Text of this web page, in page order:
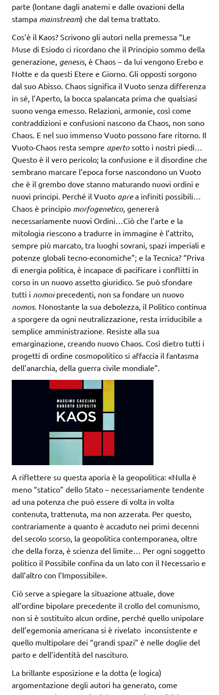
parte (lontane dagli anatemi e dalle ovazioni della
stampa mainstream) che dal tema trattato.
Cos’è il Kaos? Scrivono gli autori nella premessa “Le
Muse di Esiodo ci ricordano che il Principio sommo della
generazione, genesis, è Chaos – da lui vengono Erebo e
Notte e da questi Etere e Giorno. Gli opposti sorgono
dal suo Abisso. Chaos significa il Vuoto senza differenza
in sé, l’Aperto, la bocca spalancata prima che qualsiasi
suono venga emesso. Relazioni, armonie, così come
contraddizioni e confusioni nascono da Chaos, non sono
Chaos. E nel suo immenso Vuoto possono fare ritorno. Il
Vuoto-Chaos resta sempre apertosotto i nostri piedi…
Questo è il vero pericolo; la confusione e il disordine che
sembrano marcare l’epoca forse nascondono un Vuoto
che è il grembo dove stanno maturando nuovi ordini e
nuovi principi. Perché il Vuoto aprea infiniti possibili…
Chaos è principio morfogenetico, genererà
necessariamente nuovi Ordini…Ciò che l’arte e la
mitologia riescono a tradurre in immagine è l’attrito,
sempre più marcato, tra luoghi sovrani, spazi imperiali e
potenze globali tecno-economiche”; e la Tecnica? “Priva
di energia politica, è incapace di pacificare i conflitti in
corso in un nuovo assetto giuridico. Se può sfondare
tutti i nomoiprecedenti, non sa fondare un nuovo
nomos. Nonostante la sua debolezza, il Politico continua
a sporgere da ogni neutralizzazione, resta irriducibile a
semplice amministrazione. Resiste alla sua
emarginazione, creando nuovo Chaos. Così dietro tutti i
progetti di ordine cosmopolitico si affaccia il fantasma
dell’anarchia, della guerra civile mondiale”.
A riflettere su questa aporia è la geopolitica: «Nulla è
meno “statico” dello Stato – necessariamente tendente
ad una potenza che può essere di volta in volta
contenuta, trattenuta, ma non azzerata. Per questo,
contrariamente a quanto è accaduto nei primi decenni
del secolo scorso, la geopolitica contemporanea, oltre
che della forza, è scienza del limite… Per ogni soggetto
politico il Possibile confina da un lato con il Necessario e
dall’altro con l’Impossibile».
Ciò serve a spiegare la situazione attuale, dove
all’ordine bipolare precedente il crollo del comunismo,
non si è sostituito alcun ordine, perché quello unipolare
dell’egemonia americana si è rivelato inconsistente e
quello multipolare dei “grandi spazi” è nelle doglie del
parto e dell’identità del nascituro.
La brillante esposizione e la dotta (e logica)
argomentazione degli autori ha generato, come